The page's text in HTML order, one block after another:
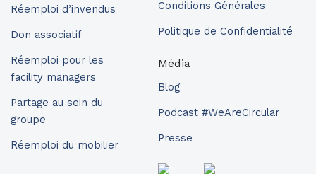
Réemploi d’invendus
Don associatif
Réemploi pour les
facility managers
Partage au sein du
groupe
Réemploi du mobilier
Conditions Générales
Politique de Confidentialité
Média
Blog
Podcast #WeAreCircular
Presse